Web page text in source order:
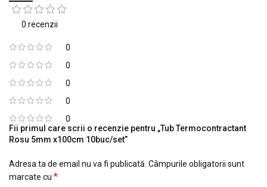
0 recenzii
0
0
0
0
0
Fii primul care scrii o recenzie pentru „Tub Termocontractant
Rosu 5mm x100cm 10buc/set”
Adresa ta de email nu va fi publicată. Câmpurile obligatorii sunt
marcate cu *